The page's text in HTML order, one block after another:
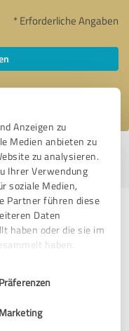
Anzeigen zu
Medien anbieten zu
zu analysieren.
Ihrer Verwendung
soziale Medien,
Partner führen diese
Daten
haben oder die sie im
haben.
Präferenzen
Marketing
* Erforderliche Angaben
07.06.2026|Profil
Bereich